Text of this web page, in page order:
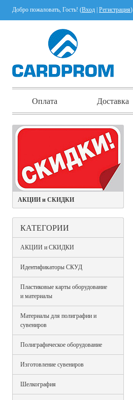
Добро пожаловать, Гость! (Вход Регистрация)
Оплата Доставка
АКЦИИ и СКИДКИ
КАТЕГОРИИ
АКЦИИ и СКИДКИ
Идентификаторы СКУД
Пластиковые карты оборудование
и материалы
Материалы для полиграфии и
сувениров
Полиграфическое оборудование
Изготовление сувениров
Шелкография